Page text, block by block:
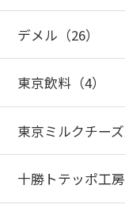
デメル （26）
東京飲料（4）
東京ミルクチー
十勝トテッポ工房